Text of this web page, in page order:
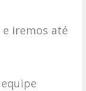
iremos até